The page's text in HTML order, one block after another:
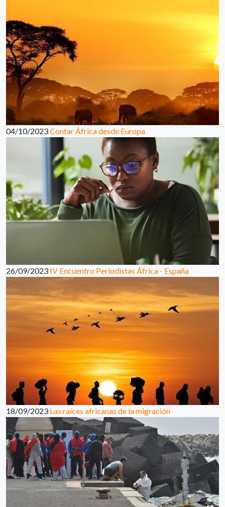
04/10/2023Contar África desde Europa
26/09/2023 IV Encuentro Periodistas África - España
18/09/2023 Las raíces africanas de la migración